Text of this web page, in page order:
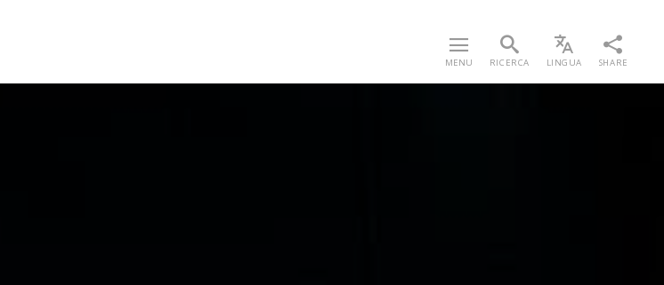
MENU RICERCA LINGUA SHARE